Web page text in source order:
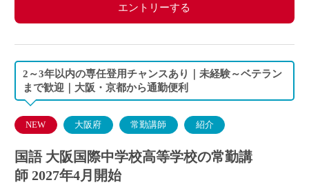
エントリーする
2～3年以内の専任登用チャンスあり｜未経験～ベテラン
まで歓迎｜大阪・京都から通勤便利
NEW 大阪府 常勤講師 紹介
国語 大阪国際中学校高等学校の常勤講
師 2027年4月開始